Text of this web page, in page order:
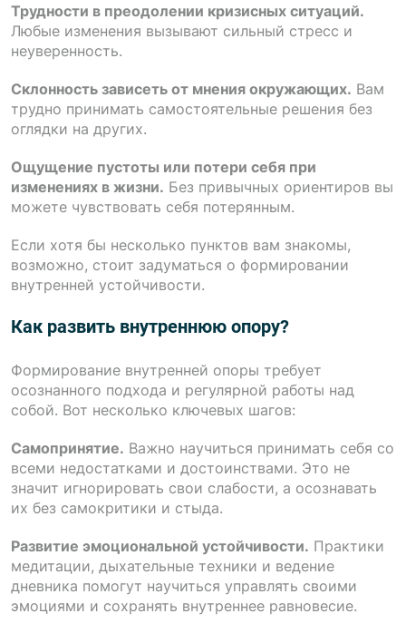
Трудности в преодолении кризисных ситуаций.
Любые изменения вызывают сильный стресс и
неуверенность.
Склонность зависеть от мнения окружающих. Вам
трудно принимать самостоятельные решения без
оглядки на других.
Ощущение пустоты или потери себя при
изменениях в жизни. Без привычных ориентиров вы
можете чувствовать себя потерянным.
Если хотя бы несколько пунктов вам знакомы,
возможно, стоит задуматься о формировании
внутренней устойчивости.
Как развить внутреннюю опору?
Формирование внутренней опоры требует
осознанного подхода и регулярной работы над
собой. Вот несколько ключевых шагов:
Самопринятие. Важно научиться принимать себя со
всеми недостатками и достоинствами. Это не
значит игнорировать свои слабости, а осознавать
их без самокритики и стыда.
Развитие эмоциональной устойчивости. Практики
медитации, дыхательные техники и ведение
дневника помогут научиться управлять своими
эмоциями и сохранять внутреннее равновесие.